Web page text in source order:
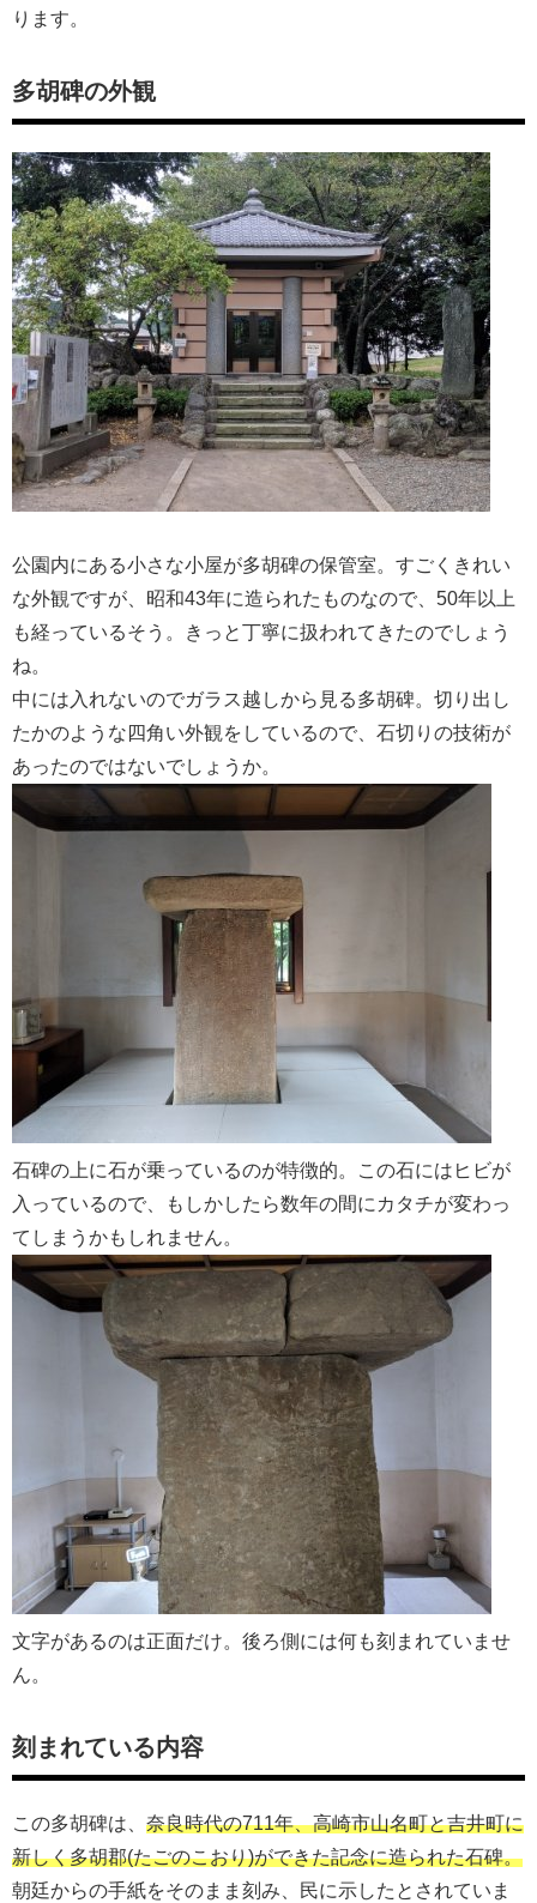
ります。
多胡碑の外観
公園内にある小さな小屋が多胡碑の保管室。すごくきれい
な外観ですが、昭和43年に造られたものなので、50年以上
も経っているそう。きっと丁寧に扱われてきたのでしょう
ね。
中には入れないのでガラス越しから見る多胡碑。切り出し
たかのような四角い外観をしているので、石切りの技術が
あったのではないでしょうか。
石碑の上に石が乗っているのが特徴的。この石にはヒビが
入っているので、もしかしたら数年の間にカタチが変わっ
てしまうかもしれません。
文字があるのは正面だけ。後ろ側には何も刻まれていませ
ん。
刻まれている内容
この多胡碑は、 奈良時代の711年、高崎市山名町と吉井町に
新しく多胡郡(たごのこおり)ができた記念に造られた石碑。
朝廷からの手紙をそのまま刻み、民に示したとされていま